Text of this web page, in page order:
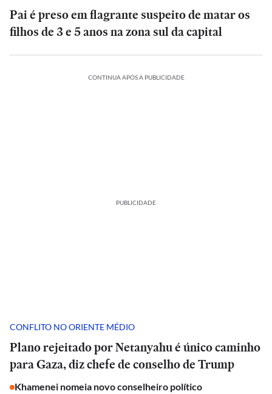
Pai é preso em flagrante suspeito de matar os
filhos de 3 e 5 anos na zona sul da capital
CONTINUA APÓS A PUBLICIDADE
PUBLICIDADE
CONFLITO NO ORIENTE MÉDIO
Plano rejeitado por Netanyahu é único caminho
para Gaza, diz chefe de conselho de Trump
Khamenei nomeia novo conselheiro político